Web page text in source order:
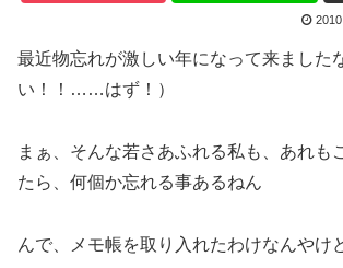
最近物忘れが激しい年になって来ました
い！！……はず！）
まぁ、そんな若さあふれる私も、あれも
たら、何個か忘れる事あるねん
んで、メモ帳を取り入れたわけなんやけ